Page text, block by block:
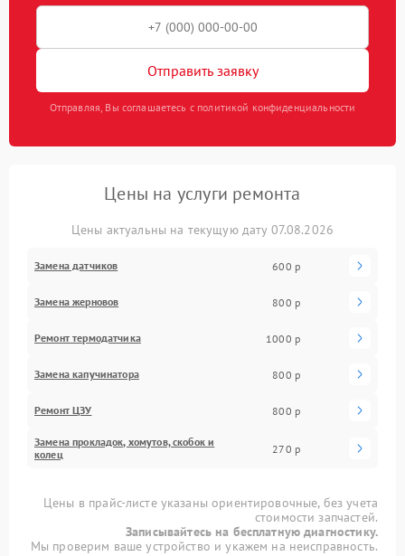
Отправить заявку
Отправляя, Вы соглашаетесь с политикой конфиденциальности
Цены на услуги ремонта
Цены актуальны на текущую дату 07.08.2026
Замена датчиков 600 р
Замена жерновов 800 р
Ремонт термодатчика 1000 р
Замена капучинатора 800 р
Ремонт ЦЗУ 800 р
Замена прокладок, хомутов, скобок и
колец
270 р
Цены в прайс-листе указаны ориентировочные, без учета
стоимости запчастей.
Записывайтесь на бесплатную диагностику.
Мы проверим ваше устройство и укажем на неисправность.